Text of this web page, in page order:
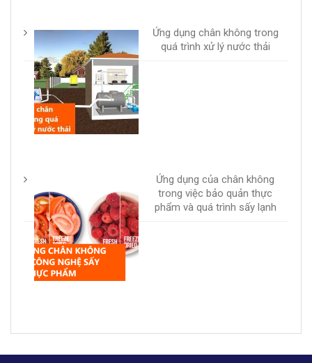
Ứng dụng chân không trong
quá trình xử lý nước thải
Ứng dụng của chân không
trong việc bảo quản thực
phẩm và quá trình sấy lạnh